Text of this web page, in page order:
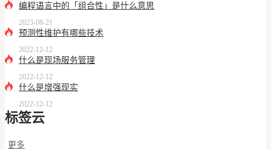
编程语言中的「组合性」是什么意思
2023-08-21
预测性维护有哪些技术
2022-12-12
什么是现场服务管理
2022-12-12
什么是增强现实
2022-12-12
标签云
更多